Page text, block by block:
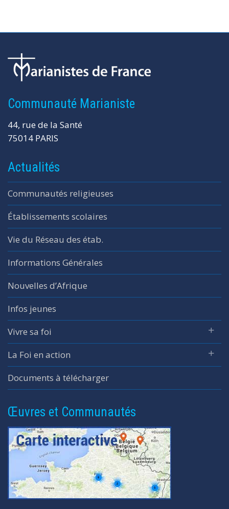
Communauté Marianiste
44, rue de la Santé
75014 PARIS
Actualités
Communautés religieuses
Établissements scolaires
Vie du Réseau des étab.
Informations Générales
Nouvelles d’Afrique
Infos jeunes
Vivre sa foi
La Foi en action
Documents à télécharger
Œuvres et Communautés